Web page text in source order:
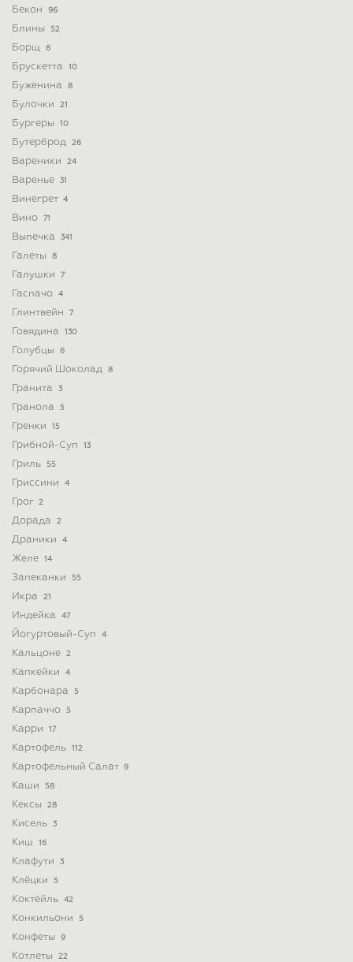
Бекон 96
Блины 52
Борщ 8
Брускетта 10
Буженина 8
Булочки 21
Бургеры 10
Бутерброд 26
Вареники 24
Варенье 31
Винегрет 4
Вино 71
Выпечка 341
Галеты 8
Галушки 7
Гаспачо 4
Глинтвейн 7
Говядина 130
Голубцы 6
Горячий Шоколад 8
Гранита 3
Гранола 5
Гренки 15
Грибной-Суп 13
Гриль 55
Гриссини 4
Грог 2
Дорада 2
Драники 4
Желе 14
Запеканки 55
Икра 21
Индейка 47
Йогуртовый-Суп 4
Кальцоне 2
Капкейки 4
Карбонара 5
Карпаччо 5
Карри 17
Картофель 112
Картофельный Салат 9
Каши 58
Кексы 28
Кисель 3
Киш 16
Клафути 3
Клёцки 5
Коктейль 42
Конкильони 5
Конфеты 9
Котлеты 22